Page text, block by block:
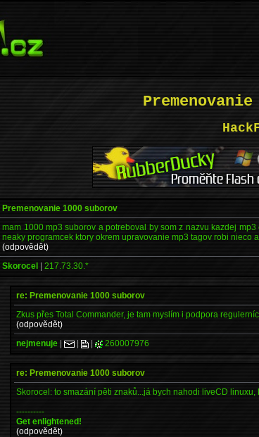
Premenovanie 1000 suborov
mam 1000 mp3 suborov a potreboval by som z nazvu kazdej
neaky programcek ktory okrem upravovanie mp3 tagov robi nieco
(odpovědět)
Skorocel |217.73.30.*
re: Premenovanie 1000 suborov
Zkus přes Total Commander, je tam myslím i podpora
(odpovědět)
nejmenuje | | | 260007976
re: Premenovanie 1000 suborov
Skorocel: to smazání pěti znaků...já bych nahodi liveCD
----------
Get enlightened!
(odpovědět)